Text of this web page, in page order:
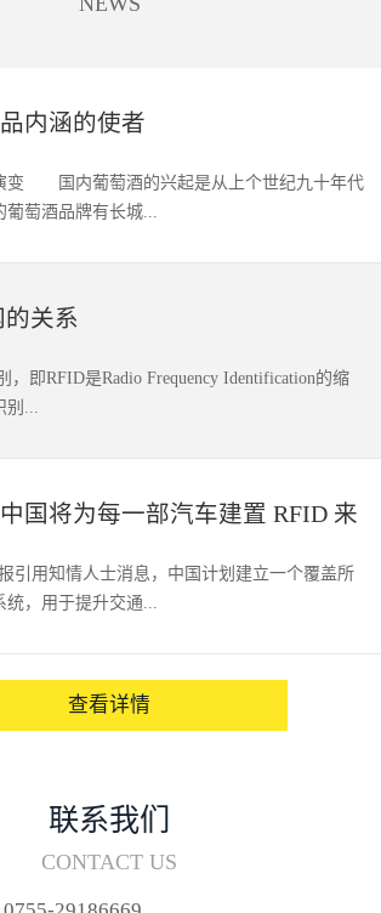
内涵的使者
变 国内葡萄酒的兴起是从上个世纪九十年代
葡萄酒品牌有长城...
关系
，即RFID是Radio Frequency Identification的缩
别...
国将为每一部汽车建置 RFID 来
引用知情人士消息，中国计划建立一个覆盖所
统，用于提升交通...
查看详情
联系我们
CONTACT US